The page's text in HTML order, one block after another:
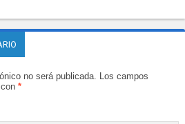
no será publicada. Los campos
*